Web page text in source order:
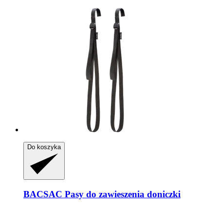
Do koszyka
BACSAC Pasy do zawieszenia doniczki